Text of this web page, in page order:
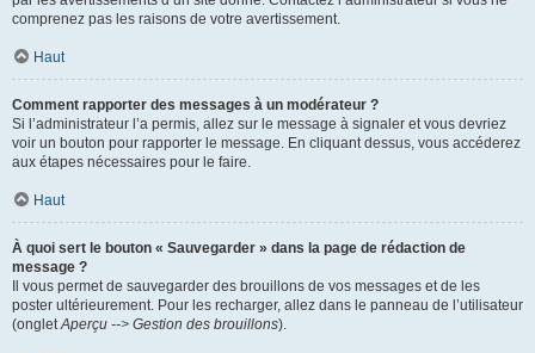
comprenez pas les raisons de votre avertissement.
Haut
Comment rapporter des messages à un modérateur ?
Si l’administrateur l’a permis, allez sur le message à signaler et vous devriez
voir un bouton pour rapporter le message. En cliquant dessus, vous accéderez
aux étapes nécessaires pour le faire.
Haut
À quoi sert le bouton « Sauvegarder » dans la page de rédaction de
message ?
Il vous permet de sauvegarder des brouillons de vos messages et de les
poster ultérieurement. Pour les recharger, allez dans le panneau de l’utilisateur
(ongletAperçu --> Gestion des brouillons).